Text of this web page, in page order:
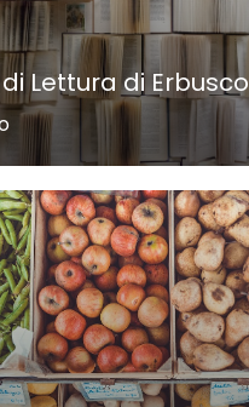
Lettura di Erbusco